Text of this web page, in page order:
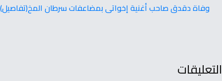
وفاة دقدق صاحب أغنية إخواتى بمضاعفات سرطان المخ(تفاصيل)
التعليقات